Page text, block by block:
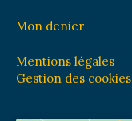
Mon denier
Mentions légales
Gestion des cookies